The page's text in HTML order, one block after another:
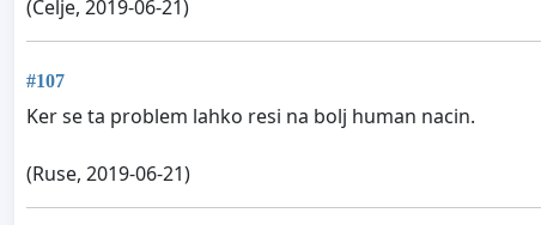
(Celje, 2019-06-21)
#107
Ker se ta problem lahko resi na bolj human nacin.
(Ruse, 2019-06-21)